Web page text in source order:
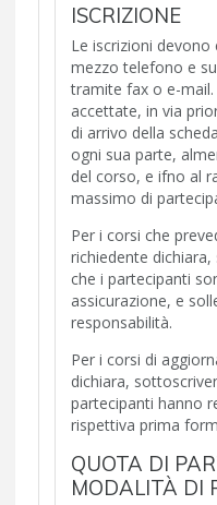
ISCRIZIONE
Le iscrizioni devono
mezzo telefono e
tramite fax o e-
accettate, in via
di arrivo della
ogni sua parte,
del corso, e ifno al
massimo di
Per i corsi che
richiedente
che i partecipanti
assicurazione, e
responsabilità.
Per i corsi di
dichiara,
partecipanti hanno
rispettiva prima
QUOTA DI
MODALITÀ DI